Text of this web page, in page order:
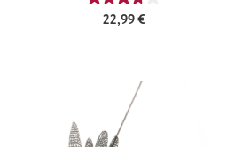
Regulärer Preis:
22,99 €